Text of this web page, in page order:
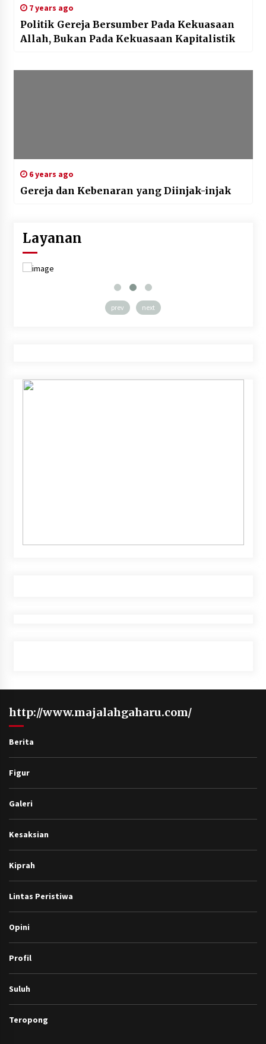
7 years ago
Politik Gereja Bersumber Pada Kekuasaan
Allah, Bukan Pada Kekuasaan Kapitalistik
6 years ago
Gereja dan Kebenaran yang Diinjak-injak
Layanan
prev next
http://www.majalahgaharu.com/
Berita
Figur
Galeri
Kesaksian
Kiprah
Lintas Peristiwa
Opini
Profil
Suluh
Teropong